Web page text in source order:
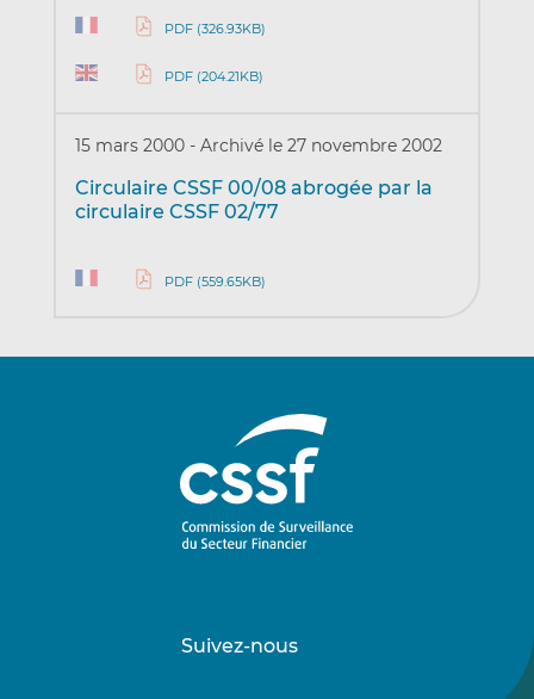
PDF (326.93KB)
PDF (204.21KB)
15 mars 2000 - Archivé le 27 novembre 2002
Circulaire CSSF 00/08 abrogée par la
circulaire CSSF 02/77
PDF (559.65KB)
Suivez-nous